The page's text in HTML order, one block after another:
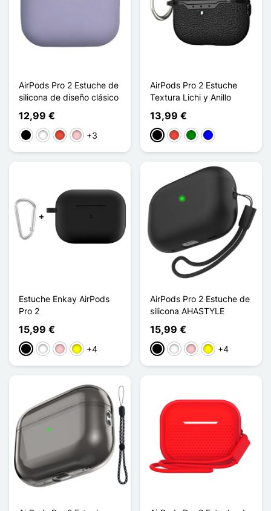
AirPods Pro 2 Estuche de
silicona de diseño clásico
12,99 €
NegroBlancoRojoRosa+3
AirPods Pro 2 Estuche
Textura Lichi y Anillo
13,99 €
NegroRojoVerdeAzul
Estuche Enkay AirPods
Pro 2
15,99 €
NegroBlancoRosaAmarillo
+4
AirPods Pro 2 Estuche de
silicona AHASTYLE
15,99 €
NegroBlancoRosaAmarillo
+4